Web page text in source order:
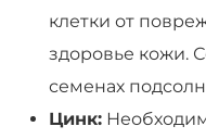
клетки от
здоровье кожи.
семенах
Цинк: